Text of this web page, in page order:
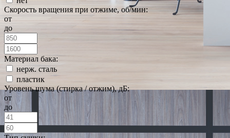
Скорость вращения при отжиме, об/мин:
от
до
Материал бака:
нерж. сталь
пластик
Уровень шума (стирка / отжим), дБ:
от
до